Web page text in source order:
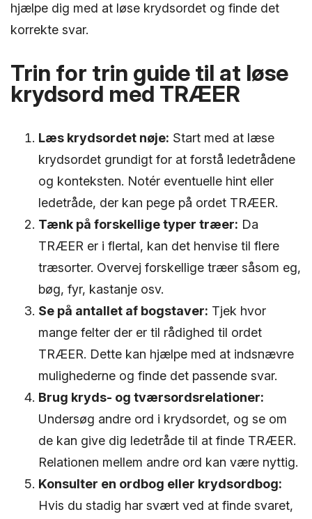
hjælpe dig med at løse krydsordet og finde det
korrekte svar.
Trin for trin guide til at løse
krydsord med TRÆER
Læs krydsordet nøje: Start med at læse
krydsordet grundigt for at forstå ledetrådene
og konteksten. Notér eventuelle hint eller
ledetråde, der kan pege på ordet TRÆER.
Tænk på forskellige typer træer: Da
TRÆER er i flertal, kan det henvise til flere
træsorter. Overvej forskellige træer såsom eg,
bøg, fyr, kastanje osv.
Se på antallet af bogstaver: Tjek hvor
mange felter der er til rådighed til ordet
TRÆER. Dette kan hjælpe med at indsnævre
mulighederne og finde det passende svar.
Brug kryds- og tværsordsrelationer:
Undersøg andre ord i krydsordet, og se om
de kan give dig ledetråde til at finde TRÆER.
Relationen mellem andre ord kan være nyttig.
Konsulter en ordbog eller krydsordbog:
Hvis du stadig har svært ved at finde svaret,